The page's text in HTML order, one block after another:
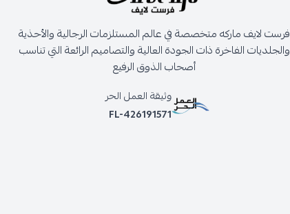
فرست لايف ماركه متخصصة في عالم المستلزمات الرجالية والأحذية
والجلديات الفاخرة ذات الجودة العالية والتصاميم الرائعة التي تناسب
أصحاب الذوق الرفيع
وثيقة العمل الحر
FL-426191571